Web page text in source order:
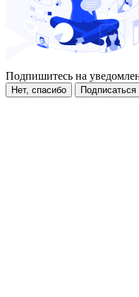
Подпишитесь на
Нет, спасибо Подписаться